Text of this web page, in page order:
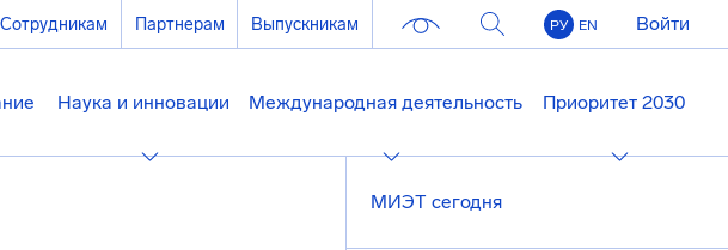
Сотрудникам Партнерам Выпускникам РУ EN Войти
Наука и инновации Международная деятельность Приоритет 2030
МИЭТ сегодня